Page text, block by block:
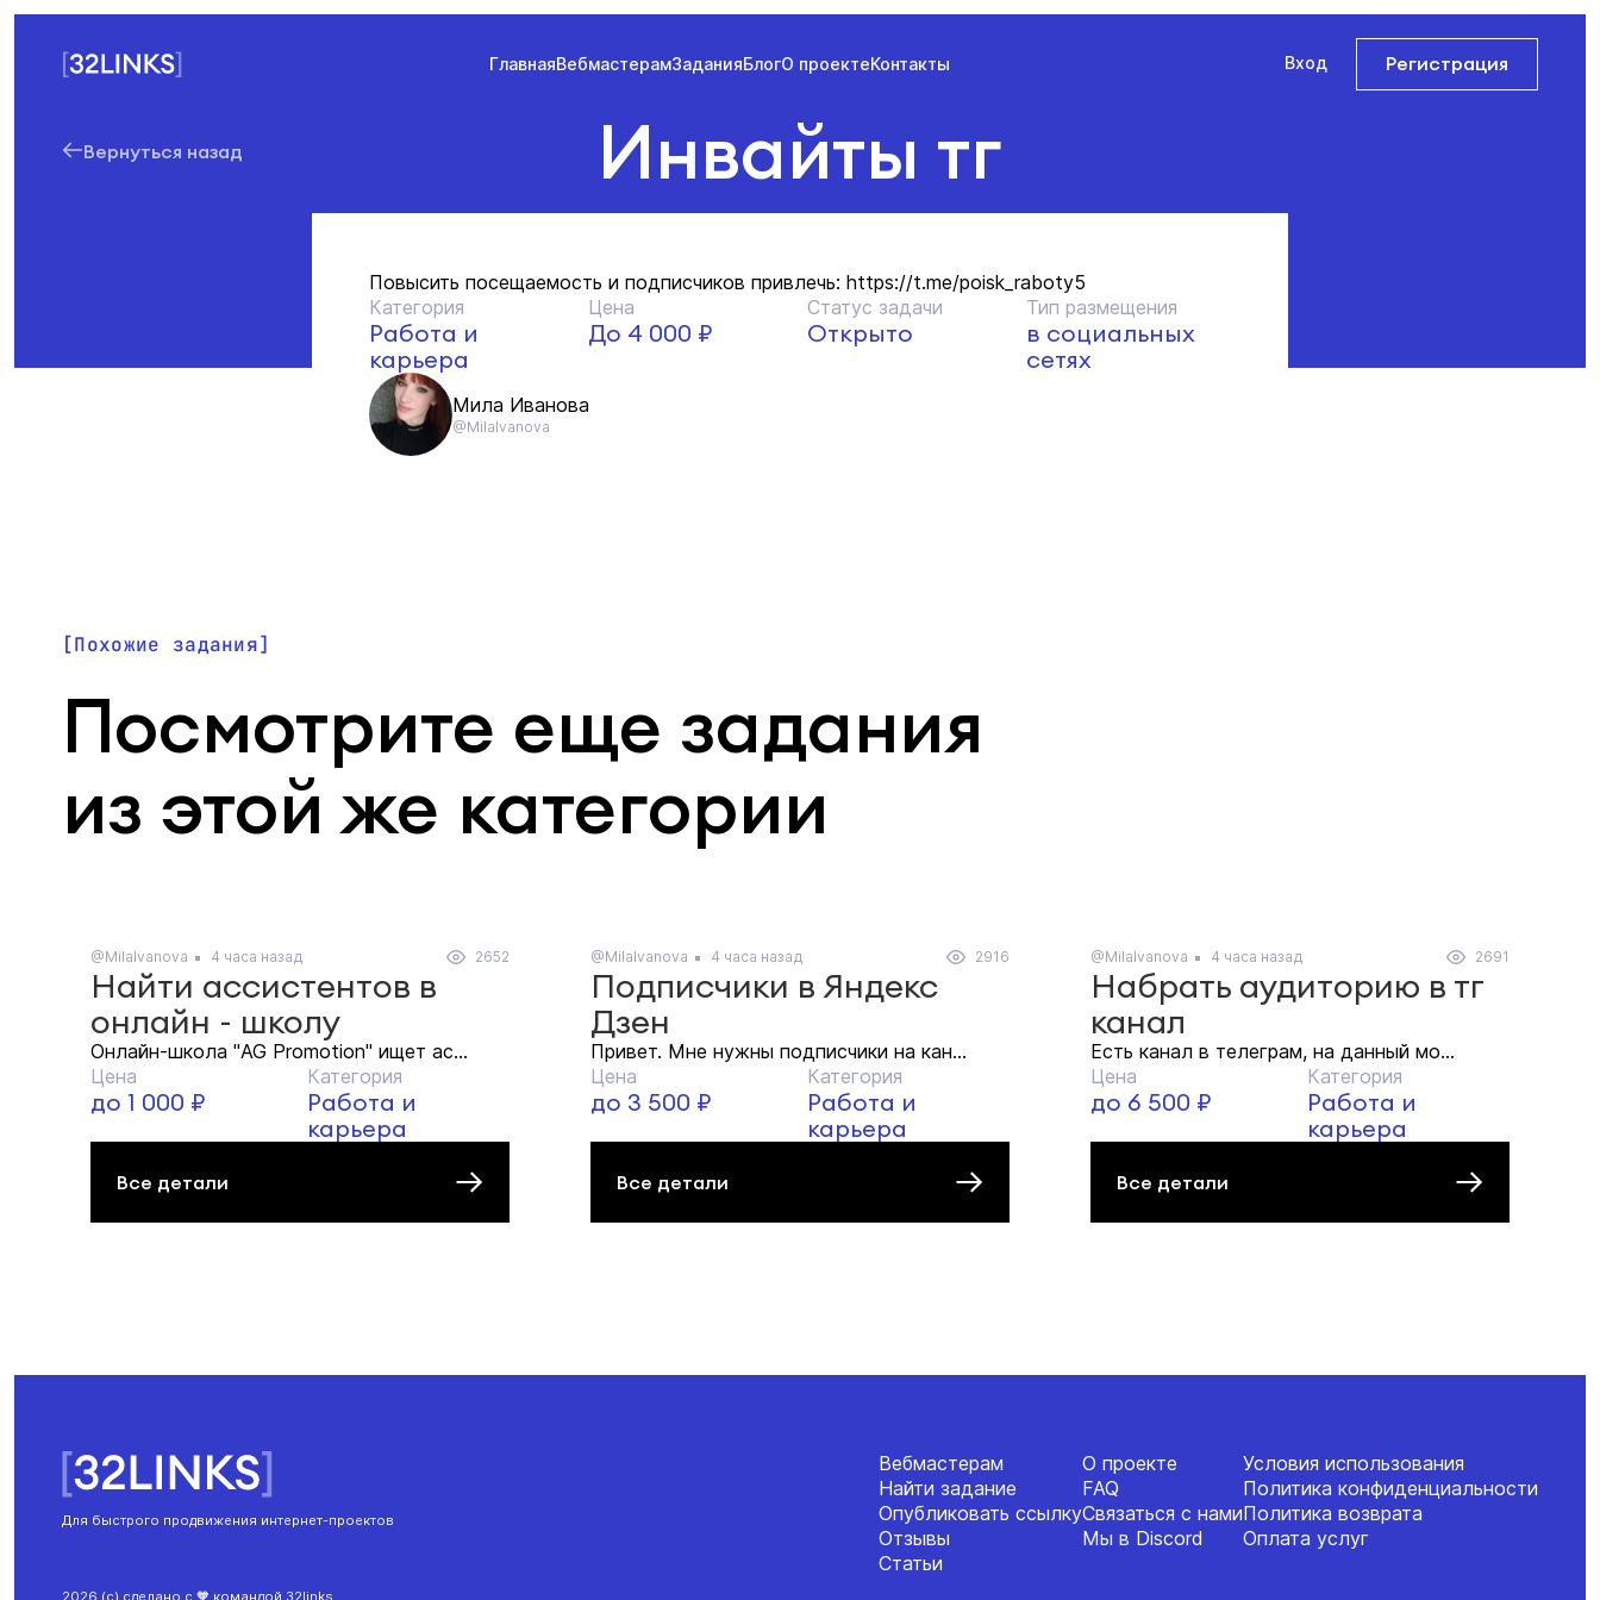
ГлавнаяВебмастерамЗаданияБлогО проектеКонтакты Вход Регистрация
Вернуться назад Инвайты тг
Повысить посещаемость и подписчиков привлечь: https://t.me/poisk_raboty5
Категория
Работа и
карьера
Цена
До 4 000 ₽
Статус задачи
Открыто
Тип размещения
в социальных
сетях
Мила Иванова
@MilaIvanova
Похожие задания
Посмотрите еще задания
из этой же категории
@MilaIvanova 4 часа назад 2652
Найти ассистентов в
онлайн - школу
Онлайн-школа "AG Promotion" ищет ас...
Цена
до 1 000 ₽
Категория
Работа и
карьера
Все детали
@MilaIvanova 4 часа назад 2916
Подписчики в Яндекс
Дзен
Привет. Мне нужны подписчики на кан...
Цена
до 3 500 ₽
Категория
Работа и
карьера
Все детали
@MilaIvanova 4 часа назад 2691
Набрать аудиторию в тг
канал
Есть канал в телеграм, на данный мо...
Цена
до 6 500 ₽
Категория
Работа и
карьера
Все детали
Для быстрого продвижения интернет-проектов
Вебмастерам
Найти задание
Опубликовать ссылку
Отзывы
Статьи
О проекте
FAQ
Связаться с нами
Мы в Discord
Условия использования
Политика конфиденциальности
Политика возврата
Оплата услуг
2026 (с) сделано с 🧡 командой 32links